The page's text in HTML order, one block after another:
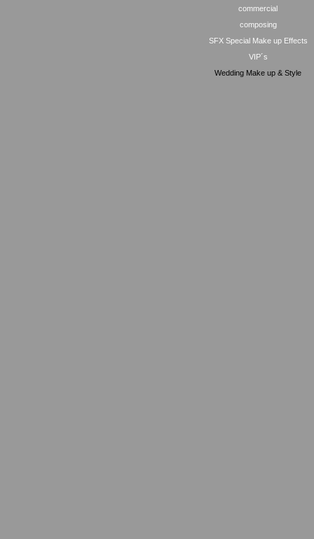
commercial
composing
SFX Special Make up Effects
VIP´s
Wedding Make up & Style